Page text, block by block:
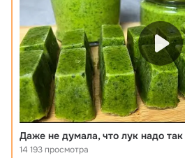
14 193 просмотра